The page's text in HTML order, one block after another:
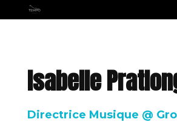
Isabelle
Directrice Musique @